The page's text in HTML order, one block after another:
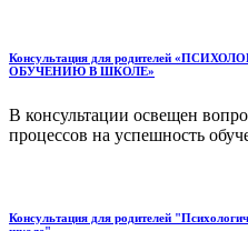
Консультация для родителей
ОБУЧЕНИЮ В ШКОЛЕ»
В консультации освещен
процессов на успешность
Консультация для родителей